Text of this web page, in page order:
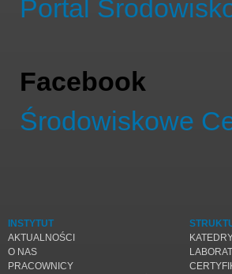
Portal
Facebook
Środowiskowe
INSTYTUT
AKTUALNOŚCI
O NAS
PRACOWNICY